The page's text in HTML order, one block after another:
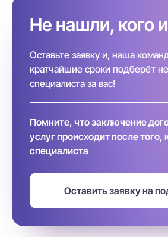
Не нашли, кого
Оставьте заявку и, наша
кратчайшие сроки подберёт
специалиста за вас!
Помните, что заключение
услуг происходит после
специалиста
Оставить заявку на